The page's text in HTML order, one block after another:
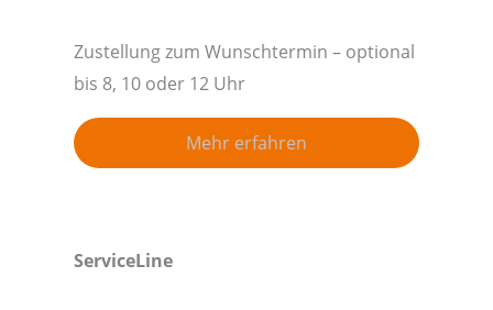
Zustellung zum Wunschtermin – optional
bis 8, 10 oder 12 Uhr
Mehr erfahren
ServiceLine